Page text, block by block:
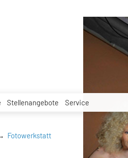
Stellenangebote Service
Fotowerkstatt